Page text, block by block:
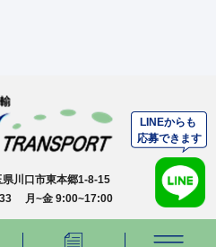
川口市東本郷1-8-15
月~金 9:00~17:00